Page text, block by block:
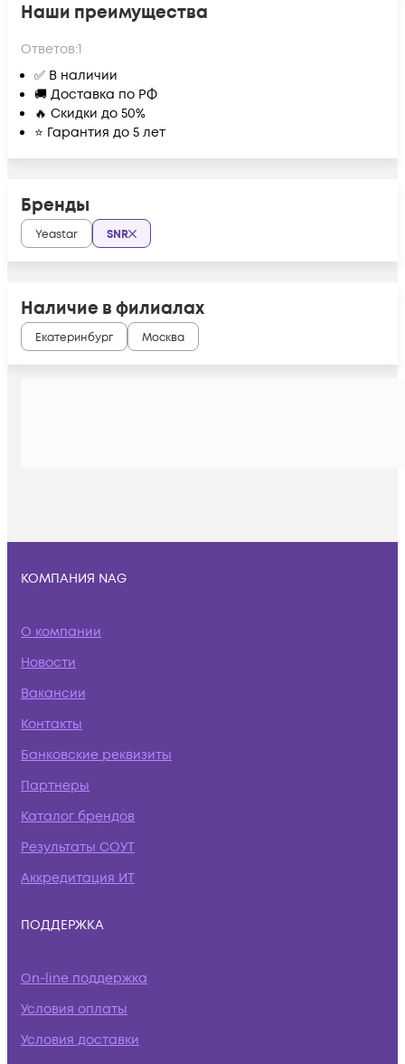
Наши преимущества
Ответов:1
✅ В наличии
🚚 Доставка по РФ
🔥 Скидки до 50%
⭐ Гарантия до 5 лет
Бренды
Yeastar SNR
Наличие в филиалах
Екатеринбург Москва
КОМПАНИЯ NAG
О компании
Новости
Вакансии
Контакты
Банковские реквизиты
Партнеры
Каталог брендов
Результаты СОУТ
Аккредитация ИТ
ПОДДЕРЖКА
On-line поддержка
Условия оплаты
Условия доставки